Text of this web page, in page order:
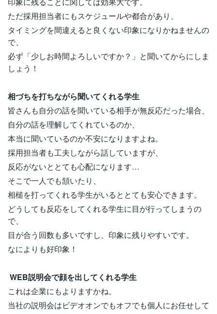
ただ採用担当者にもスケジュールや都合があり、
タイミングを間違えると良くない印象になりかねませんの
で、
必ず「少しお時間よろしいですか？」と聞いてからにしま
しょう！
相づちを打ちながら聞いてくれる学生
皆さんも自分の話を聞いている相手が無反応だった場合、
自分の話を理解してくれているのか、
本当に聞いているのか不安になりますよね。
採用担当者も工夫しながら話していますが、
反応がないととても心配になります…
そこで一人でも頷いたり、
相槌を打ってくれる学生がいるととても安心できます。
どうしても反応をしてくれる学生に目が行ってしまうの
で、
目が合う回数も多いですし、印象に残りやすいです。
なによりも好印象！
WEB説明会で顔を出してくれる学生
これは企業にもよりますかね。
当社の説明会はビデオオンでもオフでも個人にお任せして